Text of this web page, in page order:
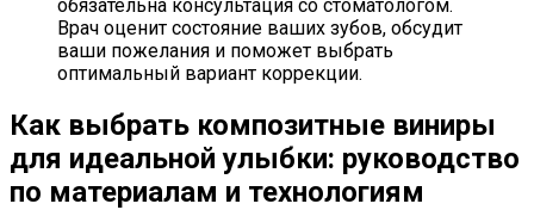
обязательна консультация со стоматологом.
Врач оценит состояние ваших зубов, обсудит
ваши пожелания и поможет выбрать
оптимальный вариант коррекции.
Как выбрать композитные виниры
для идеальной улыбки: руководство
по материалам и технологиям